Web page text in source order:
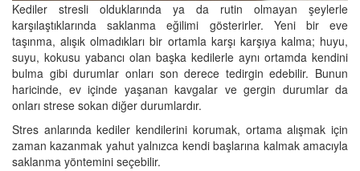
Kediler stresli olduklarında ya da rutin olmayan şeylerle
karşılaştıklarında saklanma eğilimi gösterirler. Yeni bir eve
taşınma, alışık olmadıkları bir ortamla karşı karşıya kalma; huyu,
suyu, kokusu yabancı olan başka kedilerle aynı ortamda kendini
bulma gibi durumlar onları son derece tedirgin edebilir. Bunun
haricinde, ev içinde yaşanan kavgalar ve gergin durumlar da
onları strese sokan diğer durumlardır.
Stres anlarında kediler kendilerini korumak, ortama alışmak için
zaman kazanmak yahut yalnızca kendi başlarına kalmak amacıyla
saklanma yöntemini seçebilir.